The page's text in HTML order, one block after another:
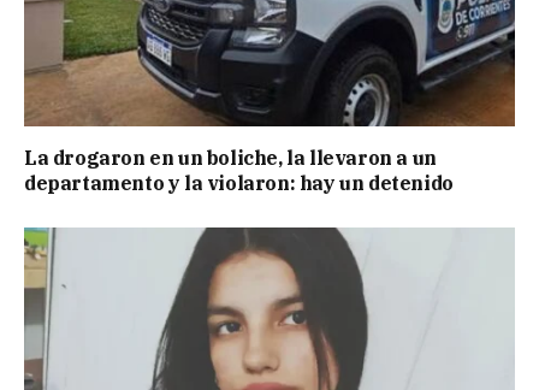
La drogaron en un boliche, la llevaron a un
departamento y la violaron: hay un detenido